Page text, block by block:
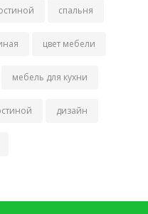
спальня
цвет мебели
мебель для кухни
дизайн